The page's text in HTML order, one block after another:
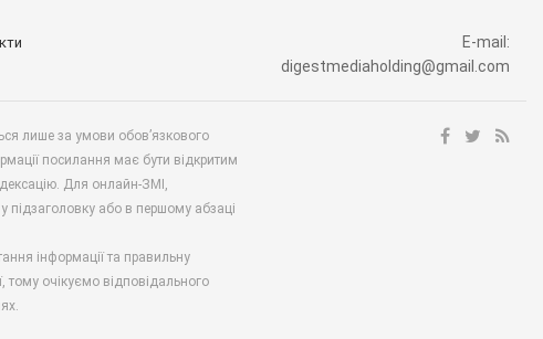
E-mail:
digestmediaholding@gmail.com
лише за умови обов’язкового
посилання має бути відкритим
Для онлайн-ЗМІ,
підзаголовку або в першому абзаці
інформації та правильну
тому очікуємо відповідального